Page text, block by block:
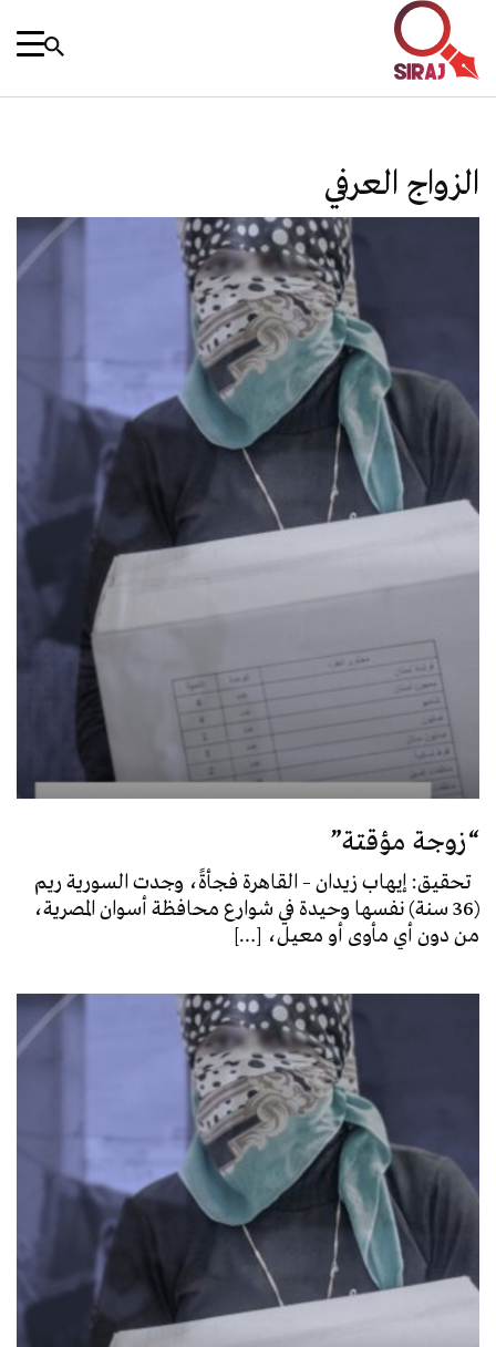
الزواج العرفي
“زوجة مؤقتة”
تحقيق: إيهاب زيدان – القاهرة فجأةً، وجدت السورية ريم
(36 سنة) نفسها وحيدة في شوارع محافظة أسوان المصرية،
من دون أي مأوى أو معيل، […]